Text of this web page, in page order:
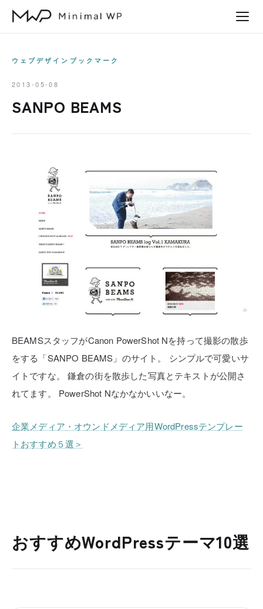
ウェブデザインブックマーク
2013-05-08
SANPO BEAMS
BEAMSスタッフがCanon PowerShot Nを持って撮影の散歩
をする「SANPO BEAMS」のサイト。
シンプルで可愛いサ
イトですな。
鎌倉の街を散歩した写真とテキストが公開さ
れてます。
PowerShot Nなかなかいいなー。
企業メディア・オウンドメディア用WordPressテンプレー
トおすすめ５選＞
おすすめWordPressテーマ10選